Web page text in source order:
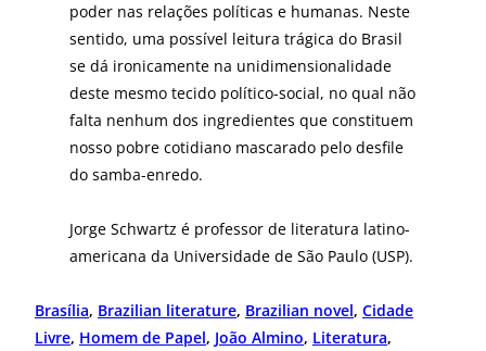
poder nas relações políticas e humanas. Neste
sentido, uma possível leitura trágica do Brasil
se dá ironicamente na unidimensionalidade
deste mesmo tecido político-social, no qual não
falta nenhum dos ingredientes que constituem
nosso pobre cotidiano mascarado pelo desfile
do samba-enredo.
Jorge Schwartz é professor de literatura latino-
americana da Universidade de São Paulo (USP).
Brasília, Brazilian literature, Brazilian novel, Cidade
Livre, Homem de Papel, João Almino, Literatura